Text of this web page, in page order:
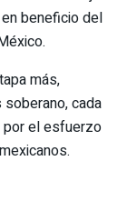
beneficio del
más,
cada
por el esfuerzo